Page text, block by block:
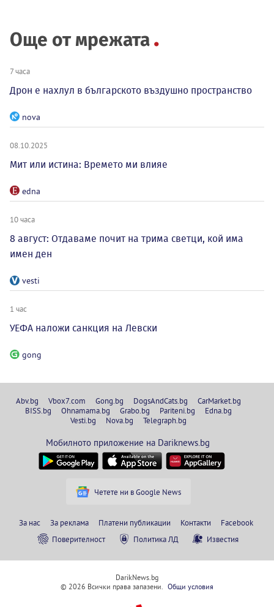
Още от мрежата
7 часа
Дрон е нахлул в българското въздушно пространство
nova
08.10.2025
Мит или истина: Времето ми влияе
edna
10 часа
8 август: Отдаваме почит на трима светци, кой има
имен ден
vesti
1 час
УЕФА наложи санкция на Левски
gong
Abv.bg Vbox7.com Gong.bg DogsAndCats.bg
CarMarket.bg
BISS.bg
Ohnamama.bg Grabo.bg Pariteni.bg
Edna.bg
Vesti.bg
Nova.bg Telegraph.bg
Мобилното приложение на Dariknews.bg
Четете ни в Google News
За нас За реклама Платени публикации Контакти
Facebook
Поверителност
Политика ЛД Известия
DarikNews.bg
© 2026 Всички права запазени. Общи условия